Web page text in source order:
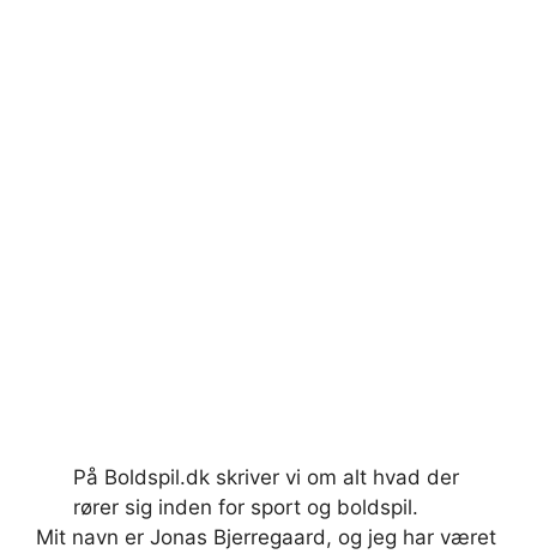
På Boldspil.dk skriver vi om alt hvad der
rører sig inden for sport og boldspil.
Mit navn er Jonas Bjerregaard, og jeg har været